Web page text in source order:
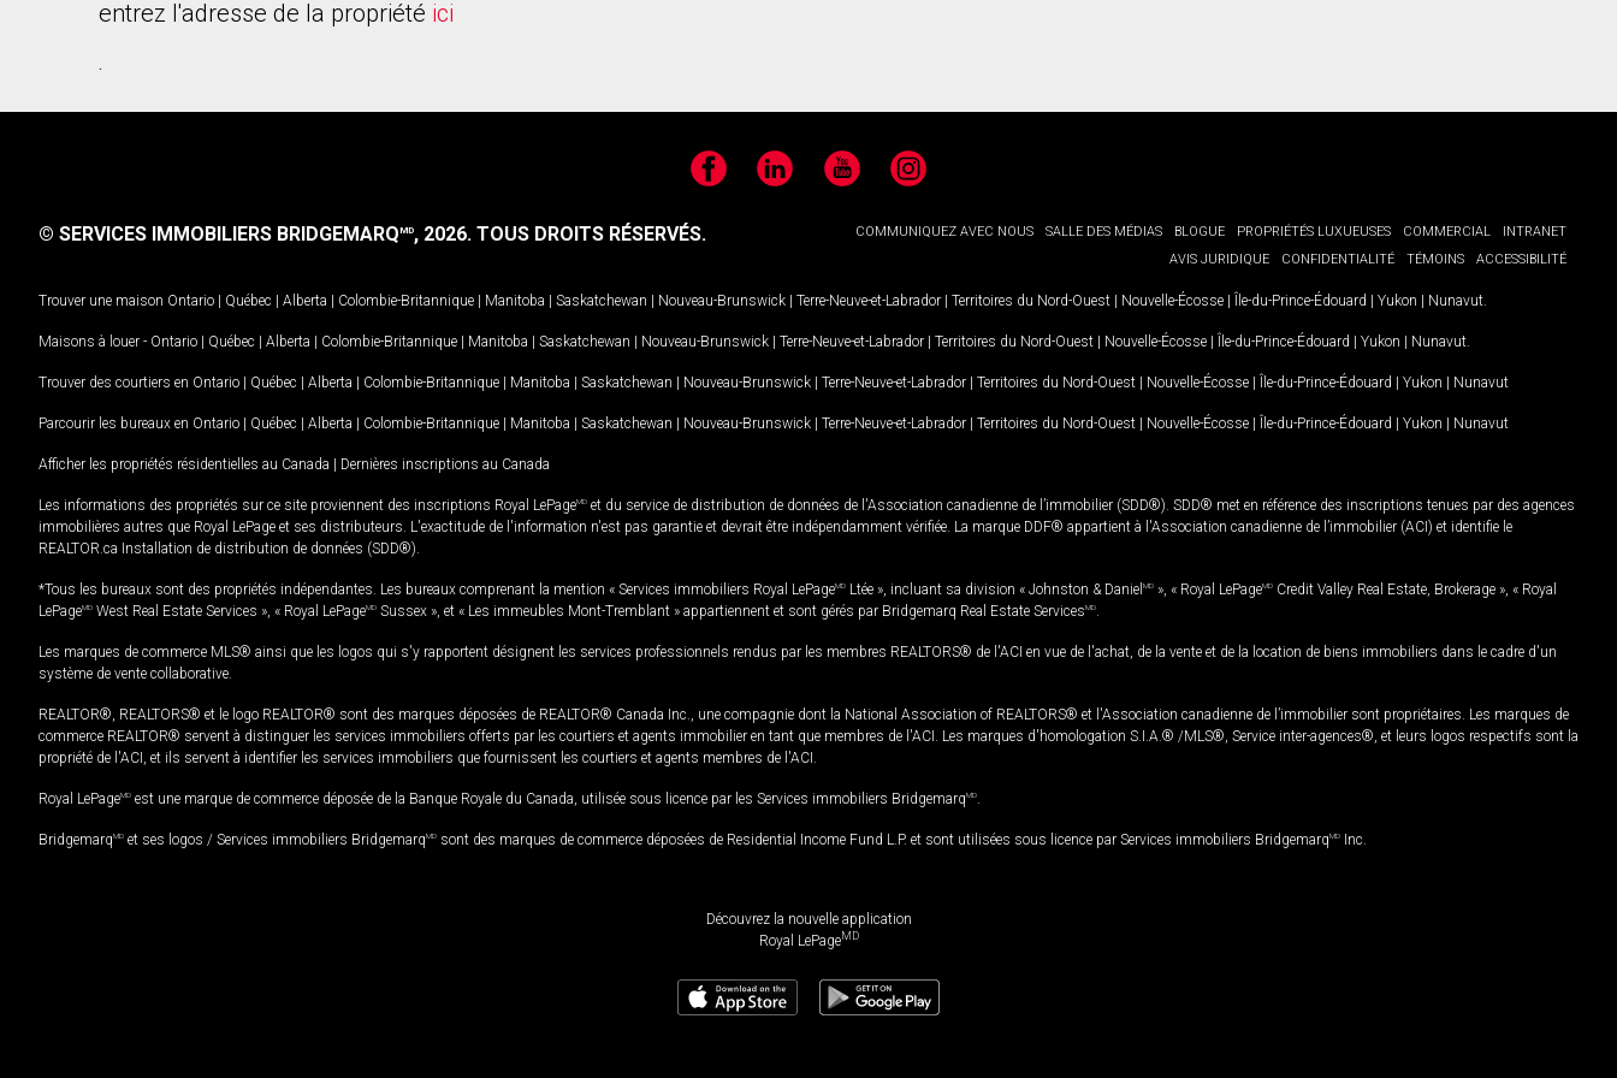
entrez l'adresse de la propriété ici
.
FacebookLinkedIn YouTubeInstagram
COMMUNIQUEZ AVEC NOUS SALLE DES MÉDIAS BLOGUE PROPRIÉTÉS LUXUEUSES COMMERCIAL
INTRANET
AVIS JURIDIQUE
CONFIDENTIALITÉ TÉMOINS ACCESSIBILITÉ
© SERVICES IMMOBILIERS BRIDGEMARQMD, 2026. TOUS DROITS RÉSERVÉS.
Trouver une maison Ontario | Québec | Alberta | Colombie-Britannique | Manitoba | Saskatchewan | Nouveau-Brunswick | Terre-Neuve-et-Labrador | Territoires du Nord-Ouest | Nouvelle-Écosse | Île-du-Prince-Édouard | Yukon | Nunavut
Maisons à louer - Ontario | Québec | Alberta | Colombie-Britannique | Manitoba | Saskatchewan | Nouveau-Brunswick | Terre-Neuve-et-Labrador | Territoires du Nord-Ouest | Nouvelle-Écosse | Île-du-Prince-Édouard | Yukon | Nunavut
Trouver des courtiers en Ontario | Québec | Alberta | Colombie-Britannique | Manitoba | Saskatchewan | Nouveau-Brunswick | Terre-Neuve-et-Labrador | Territoires du Nord-Ouest | Nouvelle-Écosse | Île-du-Prince-Édouard | Yukon | Nunavut
Parcourir les bureaux en Ontario | Québec | Alberta | Colombie-Britannique | Manitoba | Saskatchewan | Nouveau-Brunswick | Terre-Neuve-et-Labrador | Territoires du Nord-Ouest | Nouvelle-Écosse | Île-du-Prince-Édouard | Yukon | Nunavut
Afficher les propriétés résidentielles au Canada | Dernières inscriptions au Canada
Les informations des propriétés sur ce site proviennent des inscriptions Royal LePageMD et du service de distribution de données de l'Association canadienne de l’immobilier (SDD®). SDD® met en référence des inscriptions tenues par des agences
immobilières autres que Royal LePage et ses distributeurs. L'exactitude de l'information n'est pas garantie et devrait être indépendamment vérifiée. La marque DDF® appartient à l'Association canadienne de l’immobilier (ACI) et identifie le
REALTOR.ca Installation de distribution de données (SDD®).
*Tous les bureaux sont des propriétés indépendantes. Les bureaux comprenant la mention « Services immobiliers Royal LePageMD Ltée », incluant sa division « Johnston & Daniel MD », « Royal LePageMD Credit Valley Real Estate, Brokerage », « Royal
LePageMD West Real Estate Services », « Royal LePageMD Sussex », et « Les immeubles Mont-Tremblant » appartiennent et sont gérés par Bridgemarq Real Estate ServicesMD
Les marques de commerce MLS® ainsi que les logos qui s'y rapportent désignent les services professionnels rendus par les membres REALTORS® de l'ACI en vue de l'achat, de la vente et de la location de biens immobiliers dans le cadre d'un
système de vente collaborative.
REALTOR®, REALTORS® et le logo REALTOR® sont des marques déposées de REALTOR® Canada Inc., une compagnie dont la National Association of REALTORS® et l'Association canadienne de l’immobilier sont propriétaires. Les marques de
commerce REALTOR® servent à distinguer les services immobiliers offerts par les courtiers et agents immobilier en tant que membres de l'ACI. Les marques d'homologation S.I.A.® /MLS®, Service inter-agences®, et leurs logos respectifs sont la
propriété de l'ACI, et ils servent à identifier les services immobiliers que fournissent les courtiers et agents membres de l'ACI.
Royal LePageMD est une marque de commerce déposée de la Banque Royale du Canada, utilisée sous licence par les Services immobiliers BridgemarqMD
BridgemarqMD et ses logos / Services immobiliers BridgemarqMD sont des marques de commerce déposées de Residential Income Fund L.P. et sont utilisées sous licence par Services immobiliers BridgemarqMD Inc.
Découvrez la nouvelle application
Royal LePageMD